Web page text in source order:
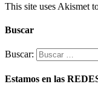
This site uses Akismet
Buscar
Buscar:
Estamos en las